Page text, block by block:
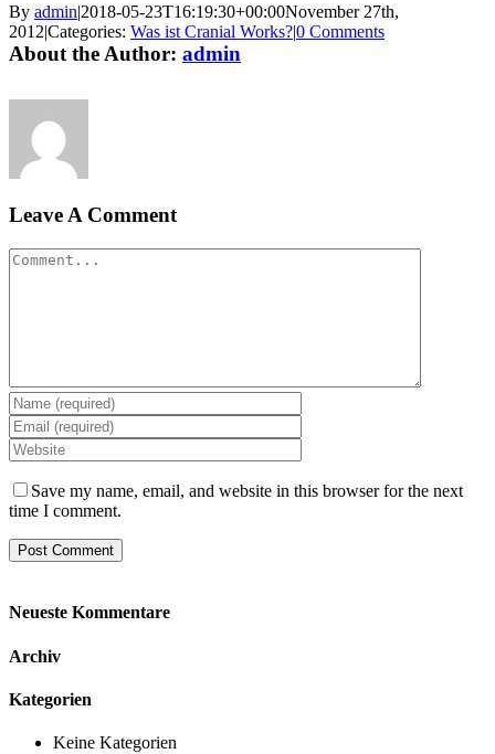
By admin|2018-05-23T16:19:30+00:00November 27th,
2012|Categories: Was ist Cranial Works?|0 Comments
About the Author: admin
Leave A Comment
Comment
Save my name, email, and website in this browser for the next
time I comment.
Neueste Kommentare
Archiv
Kategorien
Keine Kategorien